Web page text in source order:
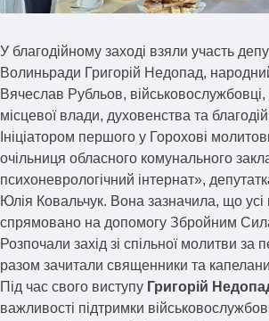
У благодійному заході взяли участь
Волиньради Григорій Недопад,
Вячеслав Рубльов,
місцевої влади, духовенства та
Ініціатором першого у Горохові
очільниця обласного комунального
психоневрологічний інтернат»,
Юлія Ковальчук. Вона зазначила, що
спрямовано на допомогу Збройним
Розпочали захід зі спільної молитви за
разом зачитали священники та
Під час свого виступу Григорій
важливості підтримки